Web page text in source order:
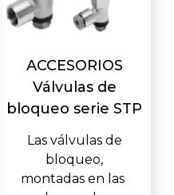
ACCESORIOS
Válvulas de
bloqueo serie STP
Las válvulas de
bloqueo,
montadas en las